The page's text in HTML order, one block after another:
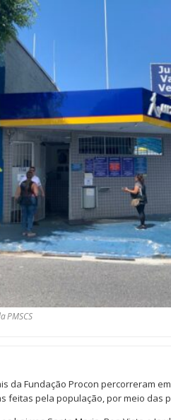
PMSCS
da Fundação Procon percorreram
feitas pela população, por meio das